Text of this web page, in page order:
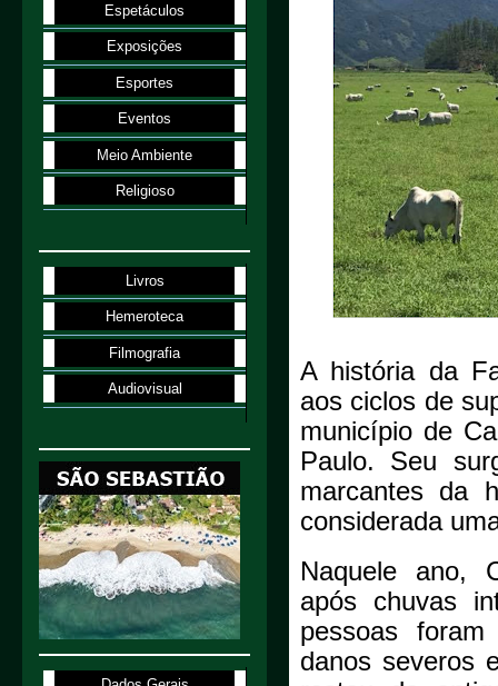
A história da
aos ciclos de
município de
Paulo. Seu
marcantes da
considerada
Naquele ano,
após chuvas
pessoas
danos severos
Espetáculos
Exposições
Esportes
Eventos
Meio Ambiente
Religioso
Livros
Hemeroteca
Filmografia
Audiovisual